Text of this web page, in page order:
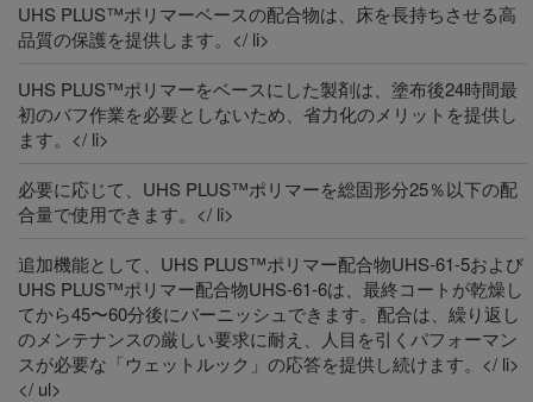
UHS PLUS™ポリマーベースの配合物は、床を長持ちさせる高
品質の保護を提供します。</ li>
UHS PLUS™ポリマーをベースにした製剤は、塗布後24時間最
初のバフ作業を必要としないため、省力化のメリットを提供し
ます。</ li>
必要に応じて、UHS PLUS™ポリマーを総固形分25％以下の配
合量で使用できます。</ li>
追加機能として、UHS PLUS™ポリマー配合物UHS-61-5および
UHS PLUS™ポリマー配合物UHS-61-6は、最終コートが乾燥し
てから45〜60分後にバーニッシュできます。配合は、繰り返し
のメンテナンスの厳しい要求に耐え、人目を引くパフォーマン
スが必要な「ウェットルック」の応答を提供し続けます。</ li>
</ ul>